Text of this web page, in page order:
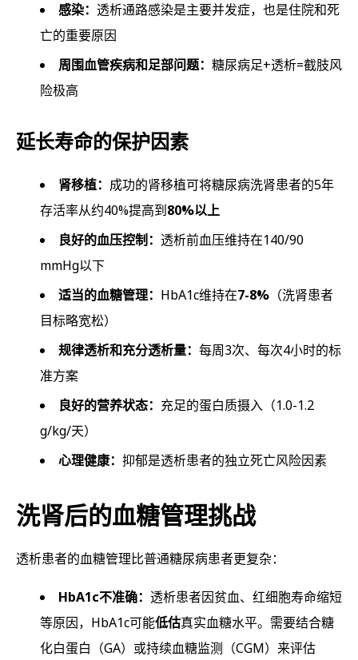
感染： 透析通路感染是主要并发症，也是住院和死
亡的重要原因
周围血管疾病和足部问题： 糖尿病足+透析=截肢风
险极高
延长寿命的保护因素
肾移植： 成功的肾移植可将糖尿病洗肾患者的5年
存活率从约40%提高到80%以上
良好的血压控制： 透析前血压维持在140/90
mmHg以下
适当的血糖管理： HbA1c维持在7-8% （洗肾患者
目标略宽松）
规律透析和充分透析量： 每周3次、每次4小时的标
准方案
良好的营养状态： 充足的蛋白质摄入（1.0-1.2
g/kg/天）
心理健康： 抑郁是透析患者的独立死亡风险因素
洗肾后的血糖管理挑战
透析患者的血糖管理比普通糖尿病患者更复杂：
HbA1c不准确： 透析患者因贫血、红细胞寿命缩短
等原因，HbA1c可能低估真实血糖水平。需要结合糖
化白蛋白（GA）或持续血糖监测（CGM）来评估